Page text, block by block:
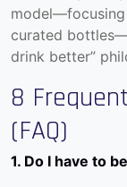
model—focusing
curated
drink better”
8
(FAQ)
1. Do I have to